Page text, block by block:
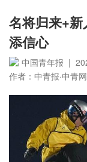
名将归来+
添信心
中国青年报 |
作者：中青报·中青